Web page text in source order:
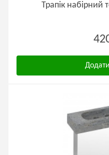
Трапік набірний